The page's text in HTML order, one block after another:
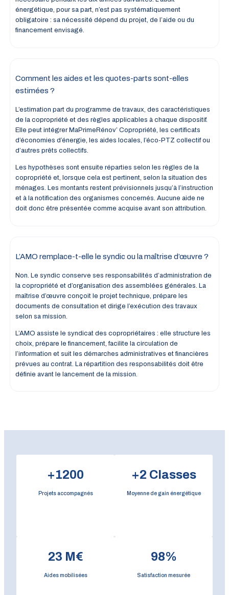
énergétique, pour sa part, n’est pas systématiquement
obligatoire : sa nécessité dépend du projet, de l’aide ou du
financement envisagé.
Comment les aides et les quotes-parts sont-elles
estimées ?
L’estimation part du programme de travaux, des caractéristiques
de la copropriété et des règles applicables à chaque dispositif.
Elle peut intégrer MaPrimeRénov’ Copropriété, les certificats
d’économies d’énergie, les aides locales, l’éco-PTZ collectif ou
d’autres prêts collectifs.
Les hypothèses sont ensuite réparties selon les règles de la
copropriété et, lorsque cela est pertinent, selon la situation des
ménages. Les montants restent prévisionnels jusqu’à l’instruction
et à la notification des organismes concernés. Aucune aide ne
doit donc être présentée comme acquise avant son attribution.
L’AMO remplace-t-elle le syndic ou la maîtrise d’œuvre ?
Non. Le syndic conserve ses responsabilités d’administration de
la copropriété et d’organisation des assemblées générales. La
maîtrise d’œuvre conçoit le projet technique, prépare les
documents de consultation et dirige l’exécution des travaux
selon sa mission.
L’AMO assiste le syndicat des copropriétaires : elle structure les
choix, prépare le financement, facilite la circulation de
l’information et suit les démarches administratives et financières
prévues au contrat. La répartition des responsabilités doit être
définie avant le lancement de la mission.
+1200
Projets accompagnés
+2Classes
Moyenne de gain énergétique
23 M€
Aides mobilisées
98%
Satisfaction mesurée